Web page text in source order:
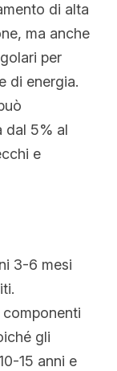
di alta
ma anche
per
di energia.
dal 5% al
e
3-6 mesi
gli
15 anni e